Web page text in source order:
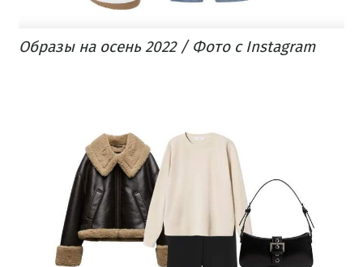
Образы на осень 2022 / Фото с Instagram